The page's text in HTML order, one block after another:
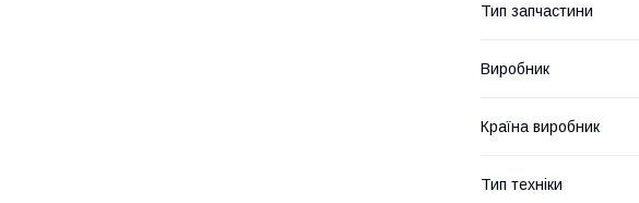
Тип запчастини
Виробник
Країна виробник
Тип техніки